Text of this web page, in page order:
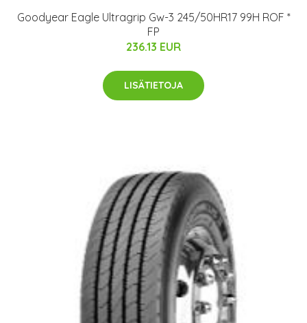
Goodyear Eagle Ultragrip Gw-3 245/50HR17 99H ROF *
FP
236.13 EUR
LISÄTIETOJA